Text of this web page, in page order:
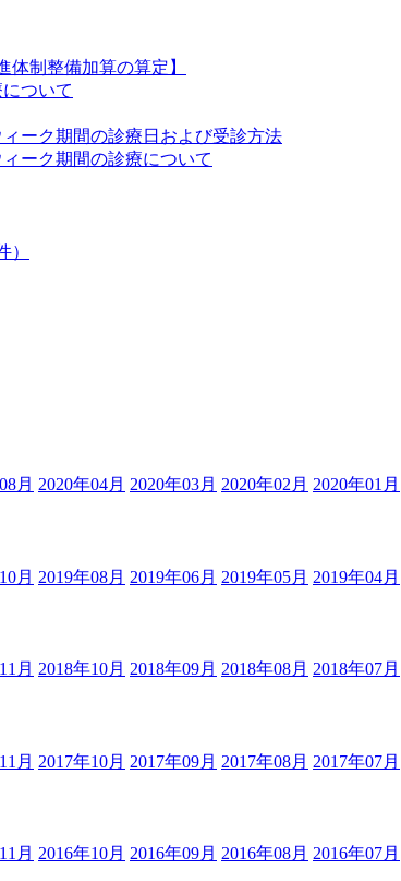
体制整備加算の算定】
ついて
ーク期間の診療日および受診方法
ーク期間の診療について
）
月 2020年04月 2020年03月 2020年02月 2020年01月
月 2019年08月 2019年06月 2019年05月 2019年04月
月 2018年10月 2018年09月 2018年08月 2018年07月
月 2017年10月 2017年09月 2017年08月 2017年07月
月 2016年10月 2016年09月 2016年08月 2016年07月